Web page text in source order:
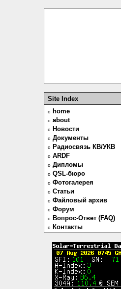
Site Index
o home
o about
o Новости
o Документы
o Радиосвязь КВ/УКВ
o ARDF
o Дипломы
o QSL-бюро
o Фотогалерея
o Статьи
o Файловый архив
o Форум
o Вопрос-Ответ (FAQ)
o Контакты